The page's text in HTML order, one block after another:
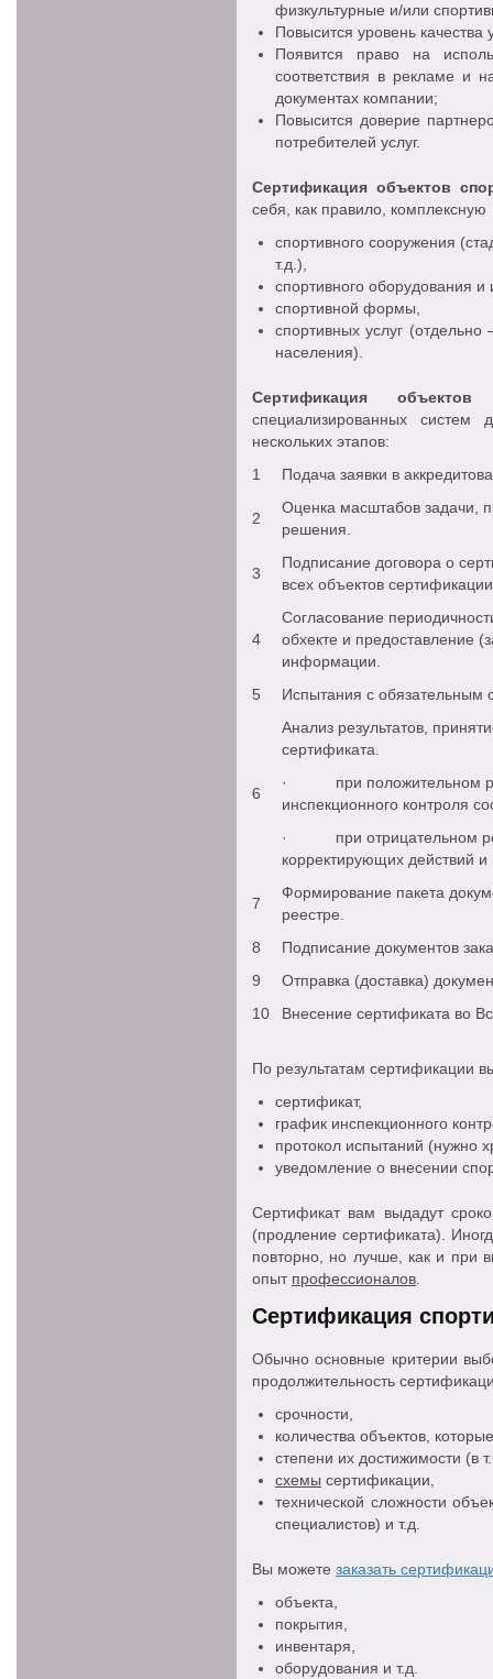
физкультурные и/или
Повысится уровень качества
Появится право на
соответствия в рекламе и
документах компании;
Повысится доверие
потребителей услуг.
Сертификация объектов
себя, как правило,
спортивного сооружения
т.д.),
спортивного оборудования
спортивной формы,
спортивных услуг
населения).
Сертификация объектов
специализированных систем
нескольких этапов:
1
Подача заявки в
2
Оценка масштабов задачи,
решения.
3
Подписание договора о
всех объектов
4
Согласование
обхекте и предоставление
информации.
5
Испытания с обязательным
6
Анализ результатов,
сертификата.
· при положительном
инспекционного контроля
· при отрицательном
корректирующих действий
7
Формирование пакета
реестре.
8
Подписание документов
9
Отправка (доставка)
10
Внесение сертификата во
По результатам сертификации
сертификат,
график инспекционного
протокол испытаний (нужно
уведомление о внесении
Сертификат вам выдадут
(продление сертификата).
повторно, но лучше, как и при
опыт профессионалов
Сертификация
Обычно основные критерии
продолжительность
срочности,
количества объектов,
степени их достижимости (в
схемы сертификации,
технической сложности
специалистов) и т.д.
Вы можете заказать
объекта,
покрытия,
инвентаря,
оборудования и т.д.